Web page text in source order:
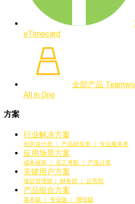
eTimecard
全部产品
All in One
方案
行业解决方案
创意设计类 ｜ 产品研发类 ｜ 专业服务类
应用场景方案
成本核算 ｜ 员工考勤 ｜ 产值计算
关键用户方案
项目管理部｜ 财务部 ｜ 运营部
产品组合方案
基本版 ｜ 专业版 ｜ 增强版